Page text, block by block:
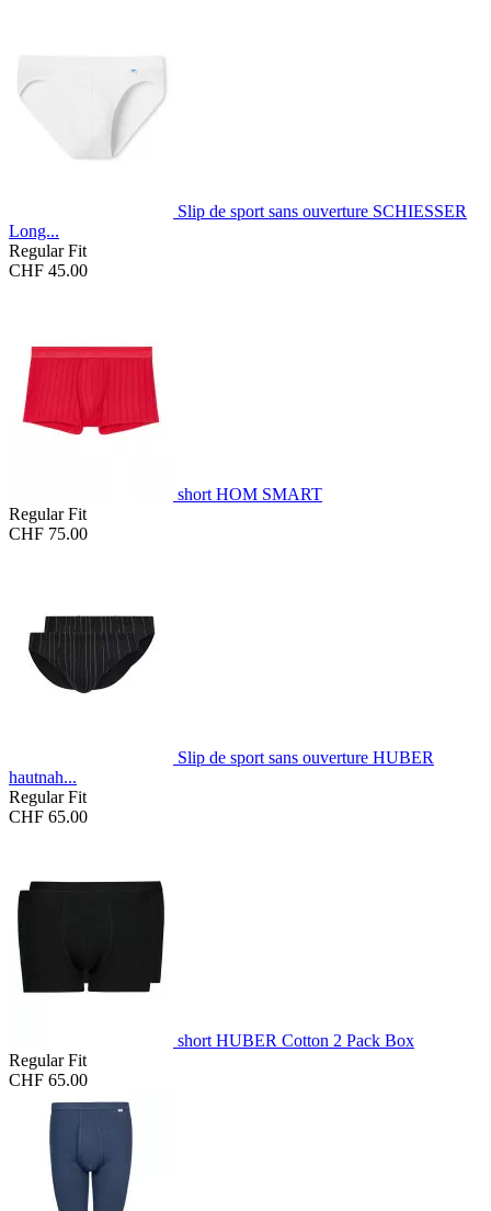
Slip de sport sans ouverture SCHIESSER
Long...
Regular Fit
CHF 45.00
short HOM SMART
Regular Fit
CHF 75.00
Slip de sport sans ouverture HUBER
hautnah...
Regular Fit
CHF 65.00
short HUBER Cotton 2 Pack Box
Regular Fit
CHF 65.00